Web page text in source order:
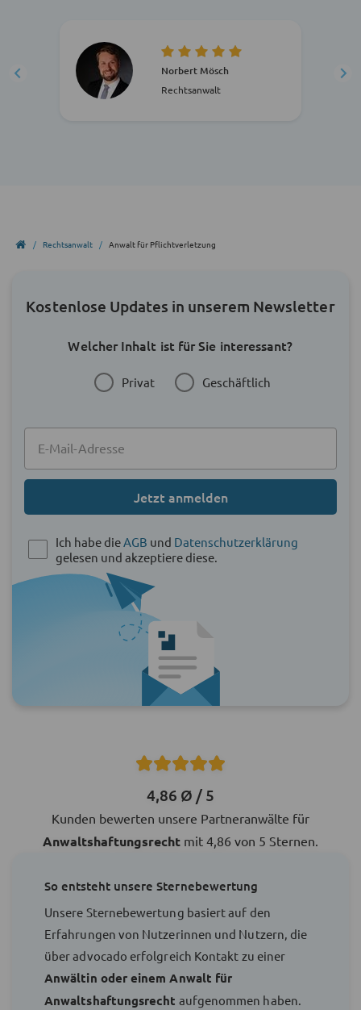
Norbert Mösch
Rechtsanwalt
Rechtsanwalt Anwalt für Pflichtverletzung
Kostenlose Updates in unserem Newsletter
Welcher Inhalt ist für Sie interessant?
Privat Geschäftlich
Jetzt anmelden
Ich habe die AGB und Datenschutzerklärung
gelesen und akzeptiere diese.
4,86 Ø / 5
Kunden bewerten unsere Partneranwälte für
Anwaltshaftungsrecht mit 4,86 von 5 Sternen.
So entsteht unsere Sternebewertung
Unsere Sternebewertung basiert auf den
Erfahrungen von Nutzerinnen und Nutzern, die
über advocado erfolgreich Kontakt zu einer
Anwältin oder einem Anwalt für
Anwaltshaftungsrecht aufgenommen haben.